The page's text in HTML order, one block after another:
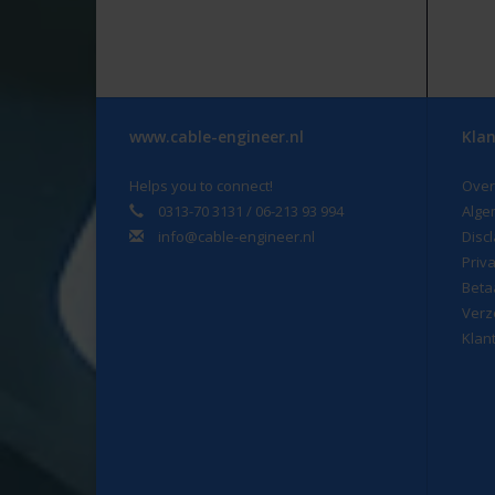
www.cable-engineer.nl
Helps you to connect!
0313-70 3131 / 06-213 93 994
info@cable-engineer.nl